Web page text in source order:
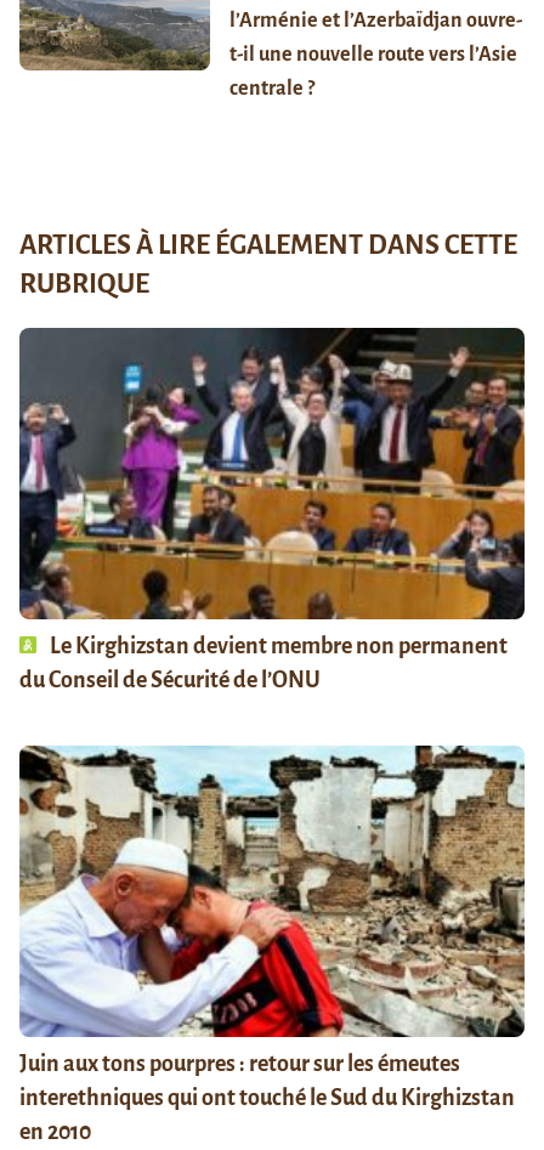
l’Arménie et l’Azerbaïdjan ouvre-
t-il une nouvelle route vers l’Asie
centrale ?
ARTICLES À LIRE ÉGALEMENT DANS CETTE
RUBRIQUE
Le Kirghizstan devient membre non permanent
du Conseil de Sécurité de l’ONU
Juin aux tons pourpres : retour sur les émeutes
interethniques qui ont touché le Sud du Kirghizstan
en 2010